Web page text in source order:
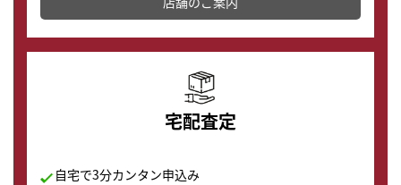
の購入もできます♪
宅配査定
自宅で3分カンタン申込み